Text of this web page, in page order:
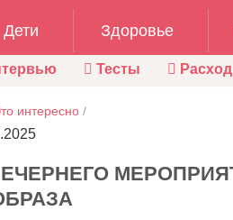
Дети Здоровье
Тесты
интересно /